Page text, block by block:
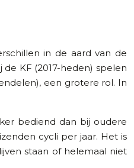
in de aard van de
KF (2017-heden) spelen
een grotere rol. In
bediend dan bij oudere
cycli per jaar. Het is
staan of helemaal niet